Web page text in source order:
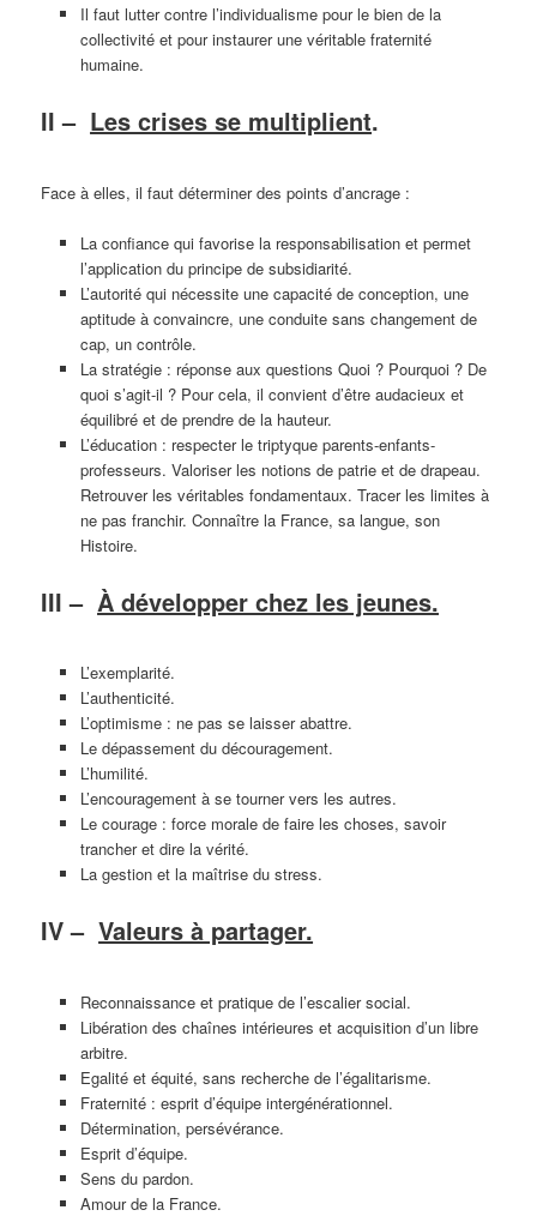
Il faut lutter contre l’individualisme pour le bien de la
collectivité et pour instaurer une véritable fraternité
humaine.
II – Les crises se multiplient.
Face à elles, il faut déterminer des points d’ancrage :
La confiance qui favorise la responsabilisation et permet
l’application du principe de subsidiarité.
L’autorité qui nécessite une capacité de conception, une
aptitude à convaincre, une conduite sans changement de
cap, un contrôle.
La stratégie : réponse aux questions Quoi ? Pourquoi ? De
quoi s’agit-il ? Pour cela, il convient d’être audacieux et
équilibré et de prendre de la hauteur.
L’éducation : respecter le triptyque parents-enfants-
professeurs. Valoriser les notions de patrie et de drapeau.
Retrouver les véritables fondamentaux. Tracer les limites à
ne pas franchir. Connaître la France, sa langue, son
Histoire.
III –À développer chez les jeunes.
L’exemplarité.
L’authenticité.
L’optimisme : ne pas se laisser abattre.
Le dépassement du découragement.
L’humilité.
L’encouragement à se tourner vers les autres.
Le courage : force morale de faire les choses, savoir
trancher et dire la vérité.
La gestion et la maîtrise du stress.
IV –Valeurs à partager.
Reconnaissance et pratique de l’escalier social.
Libération des chaînes intérieures et acquisition d’un libre
arbitre.
Egalité et équité, sans recherche de l’égalitarisme.
Fraternité : esprit d’équipe intergénérationnel.
Détermination, persévérance.
Esprit d’équipe.
Sens du pardon.
Amour de la France.